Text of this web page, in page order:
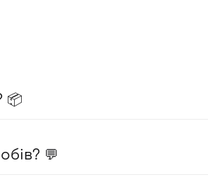
📦
💬